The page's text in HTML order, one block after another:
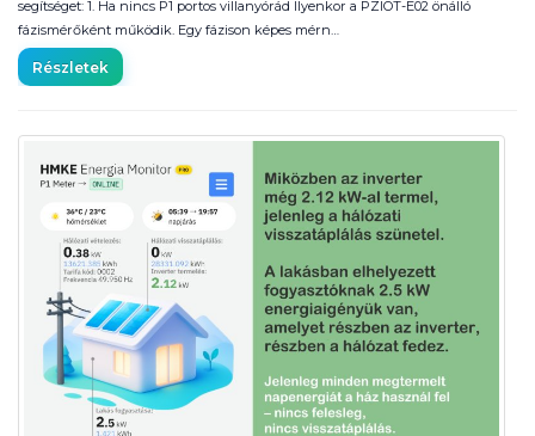
segítséget: 1. Ha nincs P1 portos villanyórád Ilyenkor a PZIOT-E02 önálló
fázismérőként működik. Egy fázison képes mérn…
Részletek